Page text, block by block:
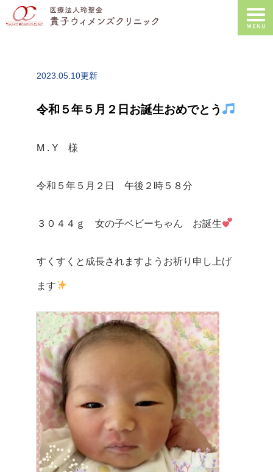
2023.05.10更新
令和５年５月２日お誕生おめでとう
M . Y 様
令和５年５月２日 午後２時５８分
３０４４ｇ 女の子ベビーちゃん お誕生
すくすくと成長されますようお祈り申し上げ
ます